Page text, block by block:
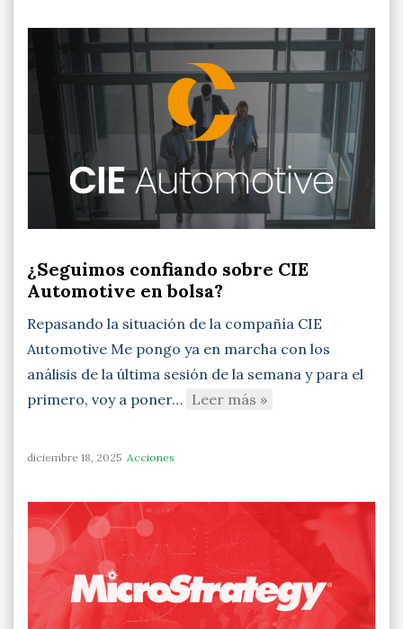
¿Seguimos confiando sobre CIE
Automotive en bolsa?
Repasando la situación de la compañía CIE
Automotive Me pongo ya en marcha con los
análisis de la última sesión de la semana y para el
primero, voy a poner… Leer más »
diciembre 18, 2025 Acciones